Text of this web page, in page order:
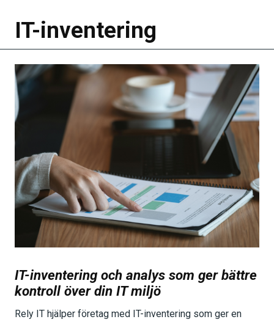
IT-inventering
IT-inventering och analys som ger bättre
kontroll över din IT miljö
Rely IT hjälper företag med IT-inventering som ger en